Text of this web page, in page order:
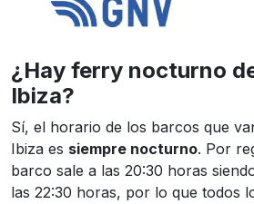
¿Hay ferry nocturno
Ibiza?
Sí, el horario de los barcos que
Ibiza es siempre nocturno. Por
barco sale a las 20:30 horas
las 22:30 horas, por lo que todos